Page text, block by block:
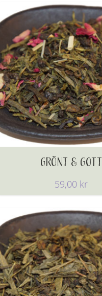
GRÖNT & GOTT
59,00 kr